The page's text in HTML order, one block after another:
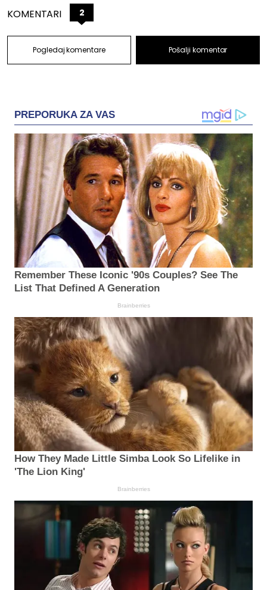
KOMENTARI 2
Pogledaj komentare Pošalji komentar
PREPORUKA ZA VAS
Remember These Iconic '90s Couples? See The
List That Defined A Generation
Brainberries
How They Made Little Simba Look So Lifelike in
'The Lion King'
Brainberries